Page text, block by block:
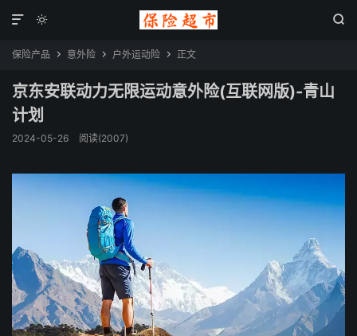
 

保险产品  意外险  户外运动险  正文
京东安联动力无限运动意外险(互联网版)-青山
计划
2024-05-26 阅读(2007)